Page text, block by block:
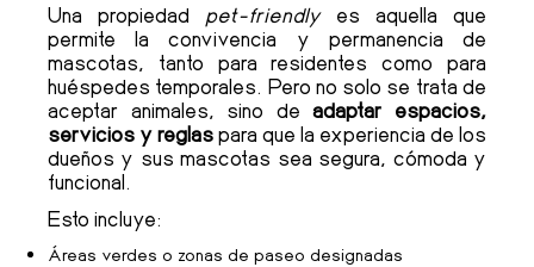
Una propiedad pet-friendlyes aquella que
permite la convivencia y permanencia de
mascotas, tanto para residentes como para
huéspedes temporales. Pero no solo se trata de
aceptar animales, sino deadaptar espacios,
servicios y reglaspara que la experiencia de los
dueños y sus mascotas sea segura, cómoda y
funcional.
Esto incluye:
Áreas verdes o zonas de paseo designadas